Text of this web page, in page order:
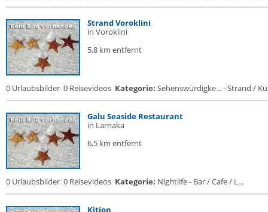
Strand Voroklini
in Voroklini
5,8 km entfernt
0 Urlaubsbilder 0 Reisevideos Kategorie: Sehenswürdigke... - Strand /
Galu Seaside Restaurant
in Larnaka
6,5 km entfernt
0 Urlaubsbilder 0 Reisevideos Kategorie: Nightlife - Bar / Cafe / L...
Kition